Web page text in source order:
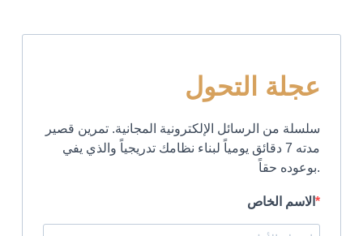
عجلة التحول
سلسلة من الرسائل الإلكترونية المجانية. تمرين قصير
مدته 7 دقائق يومياً لبناء نظامك تدريجياً والذي يفي
بوعوده حقاً.
الاسم الخاص